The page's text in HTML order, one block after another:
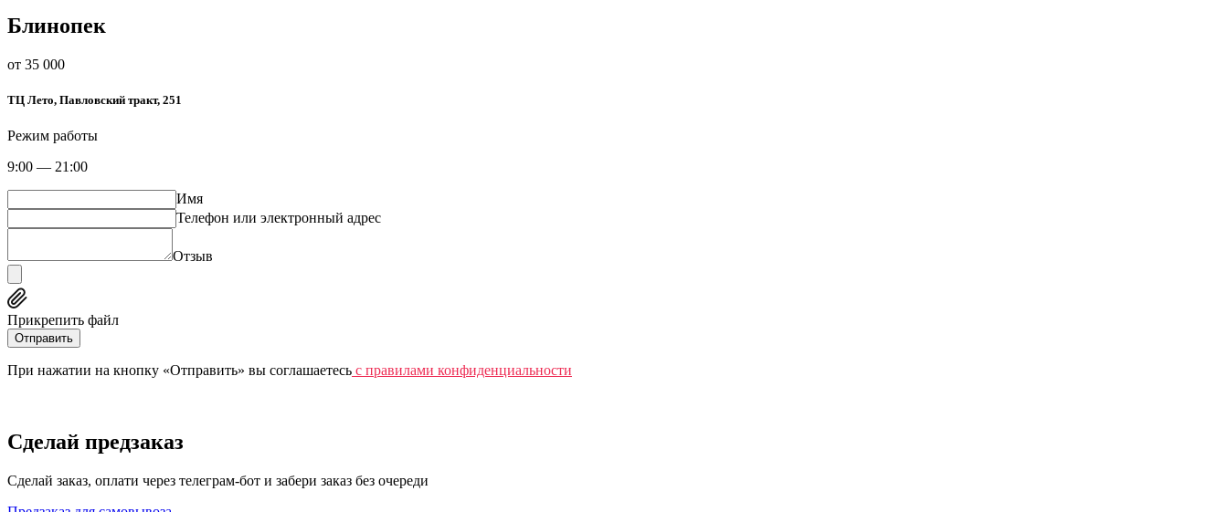
Блинопек
от 35 000
​ТЦ Лето​, Павловский тракт, 251
Режим работы
9:00 — 21:00
Имя
Телефон или электронный адрес
Отзыв
Прикрепить файл
Отправить
При нажатии на кнопку «Отправить» вы соглашаетесь c правилами конфиденциальности
Сделай предзаказ
Сделай заказ, оплати через телеграм-бот и забери заказ без очереди